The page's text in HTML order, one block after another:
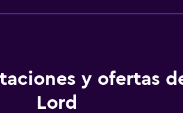
y ofertas
Lord